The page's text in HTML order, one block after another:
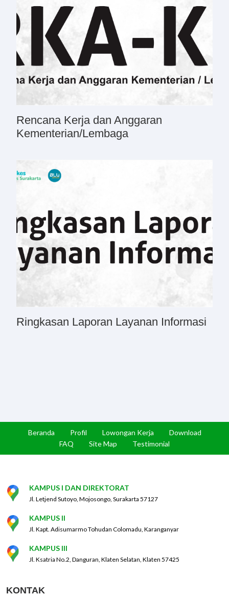
Rencana Kerja dan Anggaran
Kementerian/Lembaga
Ringkasan Laporan Layanan Informasi
Beranda Profil Lowongan Kerja
Download
FAQ
Site Map Testimonial
KAMPUS I DAN DIREKTORAT
Jl. Letjend Sutoyo, Mojosongo, Surakarta 57127
KAMPUS II
Jl. Kapt. Adisumarmo Tohudan Colomadu, Karanganyar
KAMPUS III
Jl. Ksatria No.2, Danguran, Klaten Selatan, Klaten 57425
KONTAK